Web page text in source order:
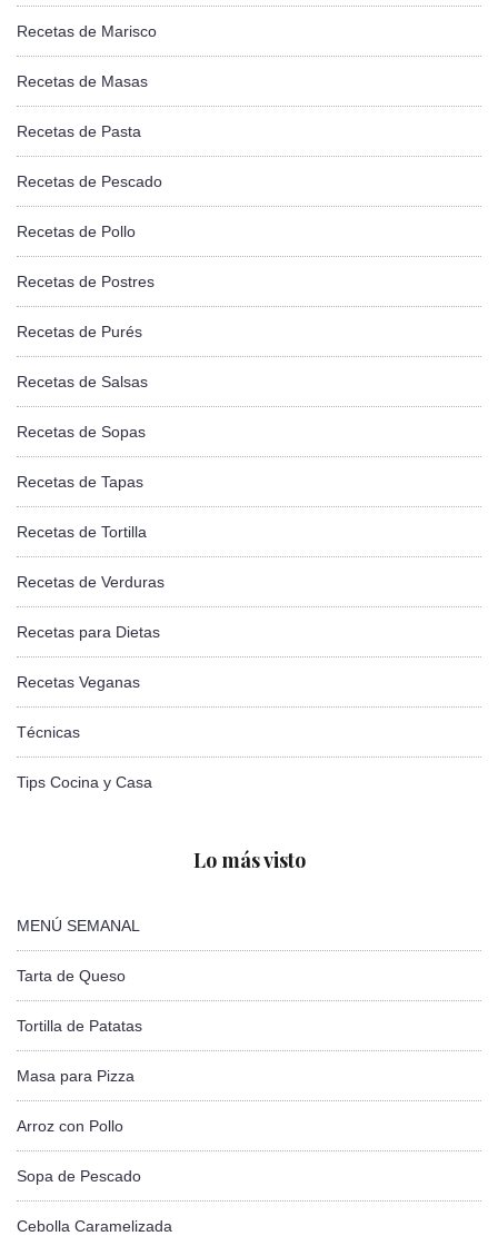
Recetas de Marisco
Recetas de Masas
Recetas de Pasta
Recetas de Pescado
Recetas de Pollo
Recetas de Postres
Recetas de Purés
Recetas de Salsas
Recetas de Sopas
Recetas de Tapas
Recetas de Tortilla
Recetas de Verduras
Recetas para Dietas
Recetas Veganas
Técnicas
Tips Cocina y Casa
Lo más visto
MENÚ SEMANAL
Tarta de Queso
Tortilla de Patatas
Masa para Pizza
Arroz con Pollo
Sopa de Pescado
Cebolla Caramelizada